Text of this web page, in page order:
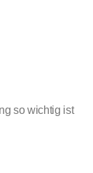
so wichtig ist